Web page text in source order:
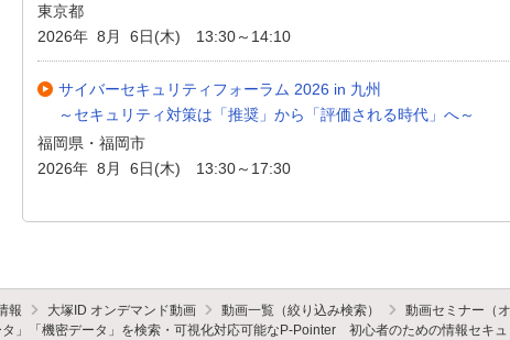
東京都
2026年 8月 6日(木) 13:30～14:10
サイバーセキュリティフォーラム 2026 in 九州
～セキュリティ対策は「推奨」から「評価される時代」へ～
福岡県・福岡市
2026年 8月 6日(木) 13:30～17:30
報 大塚ID オンデマンド動画 動画一覧（絞り込み検索）
動画セミナー（
」「機密データ」を検索・可視化対応可能なP-Pointer 初心者のための情報セキ